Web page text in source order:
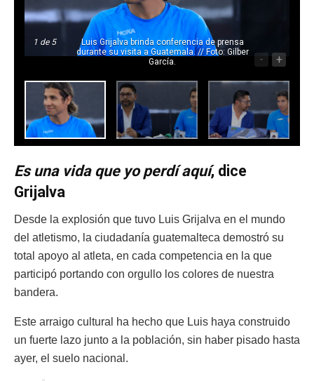
1 de 5
Luis Grijalva brinda conferencia de prensa
durante su visita a Guatemala. // Foto: Gilber
García.
- +
Es una vida que yo perdí aquí, dice
Grijalva
Desde la explosión que tuvo Luis Grijalva en el mundo
del atletismo, la ciudadanía guatemalteca demostró su
total apoyo al atleta, en cada competencia en la que
participó portando con orgullo los colores de nuestra
bandera.
Este arraigo cultural ha hecho que Luis haya construido
un fuerte lazo junto a la población, sin haber pisado hasta
ayer, el suelo nacional.